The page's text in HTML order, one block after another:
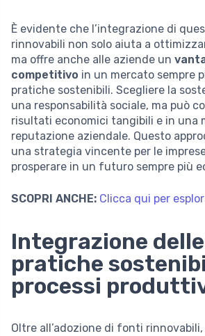
È evidente che l’integrazione di
rinnovabili non solo aiuta a
ma offre anche alle aziende un
competitivo in un mercato sempre
pratiche sostenibili. Scegliere la
una responsabilità sociale, ma può
risultati economici tangibili e in una
reputazione aziendale. Questo
una strategia vincente per le
prosperare in un futuro sempre più
SCOPRI ANCHE: Clicca qui per
Integrazione delle
pratiche
processi
Oltre all’adozione di fonti